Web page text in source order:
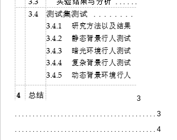
3
. . . . . . . . . . . . . . . . . . . . . . . . . . . . . . . . . . . . . . . . 3
. . . . . . . . . . . . . . . . . . . . . . . . . . . . . . . . . . . . . . . . 4